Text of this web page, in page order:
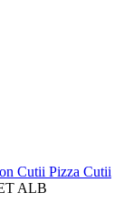
Cutii Pizza Cutii
ALB